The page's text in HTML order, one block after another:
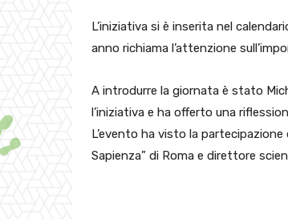
L’iniziativa si è inserita nel
anno richiama l’attenzione
A introdurre la giornata è stato
l’iniziativa e ha offerto una
L’evento ha visto la
Sapienza” di Roma e direttore